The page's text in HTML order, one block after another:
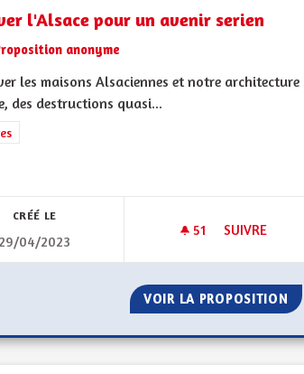
l'Alsace pour un avenir serien
anonyme
les maisons Alsaciennes et notre architecture
des destructions quasi...
les résultats de la catégorie : Autres
CRÉÉ LE
29/04/2023
51 51 ABONNÉS
SUIVRE
SAUVER
VOIR LA PROPOSITION